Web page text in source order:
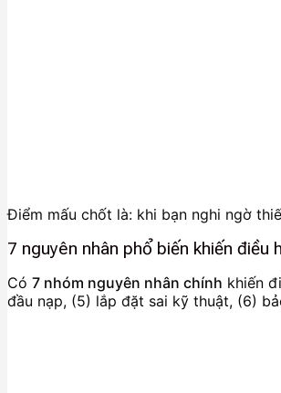
Điểm mấu chốt là: khi bạn nghi ngờ
7 nguyên nhân phổ biến khiến điều
Có 7 nhóm nguyên nhân chính khiến
đầu nạp, (5) lắp đặt sai kỹ thuật, (6)